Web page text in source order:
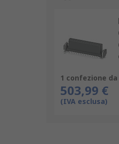
1 confezione da
503,99 €
(IVA esclusa)